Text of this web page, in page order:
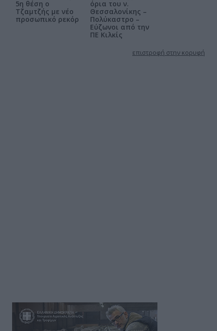
5η θέση ο
Τζαμτζής με νέο
προσωπικό ρεκόρ
όρια του ν.
Θεσσαλονίκης –
Πολύκαστρο –
Εύζωνοι από την
ΠΕ Κιλκίς
επιστροφή στην κορυφή